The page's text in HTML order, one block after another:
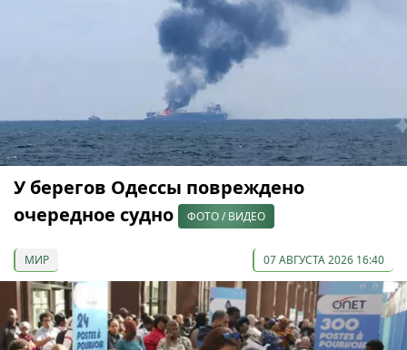
У берегов Одессы повреждено
очередное судно
ФОТО / ВИДЕО
МИР 07 АВГУСТА 2026 16:40